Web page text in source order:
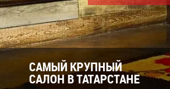
САМЫЙ КРУПНЫЙ
САЛОН В ТАТАРСТАНЕ